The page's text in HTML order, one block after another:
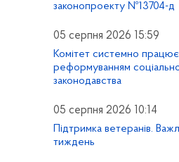
законопроекту №13704-д
05 серпня 2026 15:59
Комітет системно
реформуванням
законодавства
05 серпня 2026 10:14
Підтримка ветеранів.
тиждень